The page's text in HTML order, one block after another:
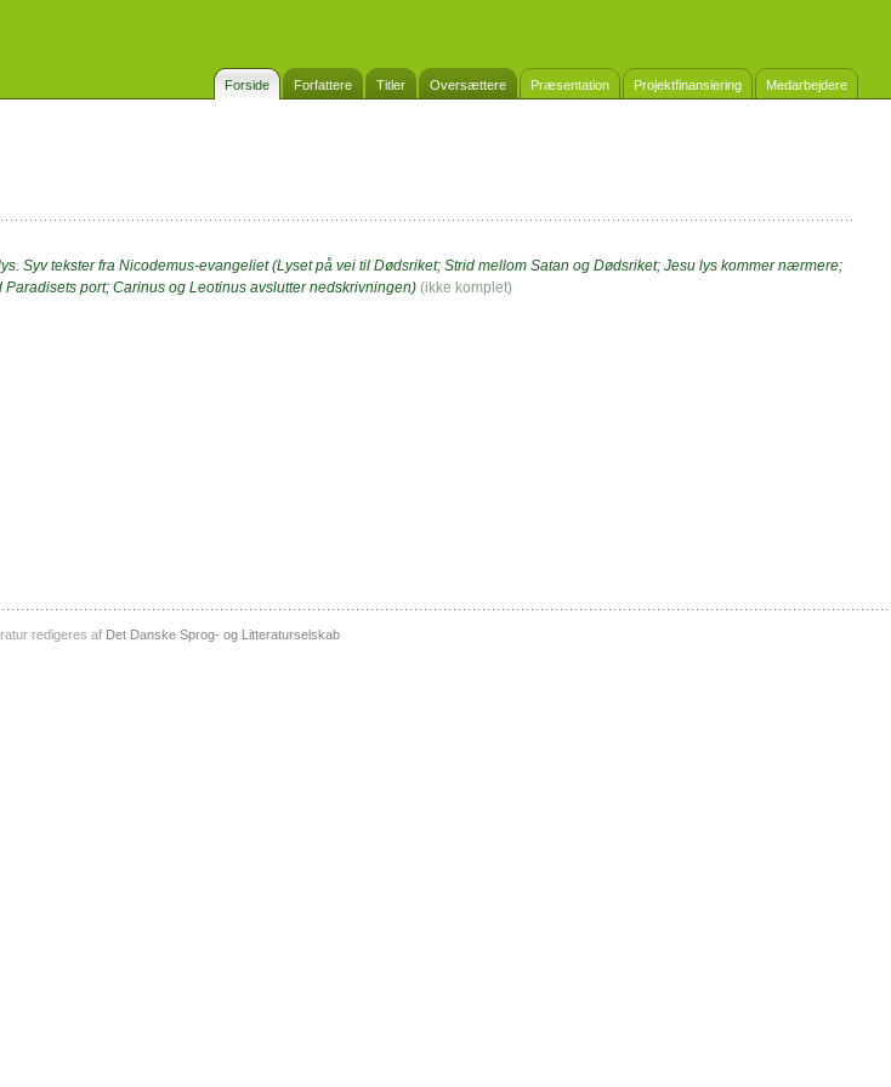
Forside Forfattere Titler Oversættere Præsentation Projektfinansiering Medarbejdere
Syv tekster fra Nicodemus-evangeliet (Lyset på vei til Dødsriket; Strid mellom Satan og Dødsriket; Jesu lys kommer nærmere;
port; Carinus og Leotinus avslutter nedskrivningen) (ikke komplet)
redigeres af Det Danske Sprog- og Litteraturselskab